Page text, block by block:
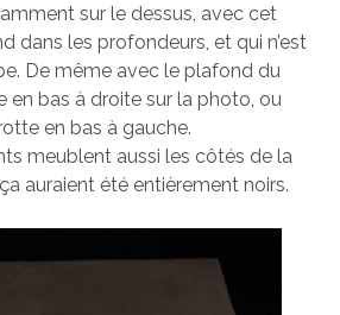
sur le dessus, avec cet
dans les profondeurs, et qui n’est
De même avec le plafond du
en bas à droite sur la photo, ou
en bas à gauche.
meublent aussi les côtés de la
auraient été entièrement noirs.